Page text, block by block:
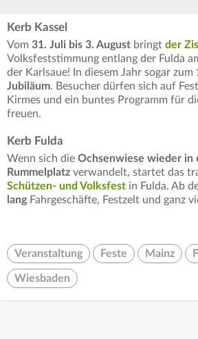
Kerb Kassel
Vom 31. Juli bis 3. August bringt der
Volksfeststimmung entlang der Fulda
der Karlsaue! In diesem Jahr sogar zum
Jubiläum. Besucher dürfen sich auf
Kirmes und ein buntes Programm für
freuen.
Kerb Fulda
Wenn sich die Ochsenwiese wieder in
Rummelplatz verwandelt, startet das
Schützen- und Volksfest in Fulda. Ab
lang Fahrgeschäfte, Festzelt und ganz
Veranstaltung Feste Mainz
Wiesbaden